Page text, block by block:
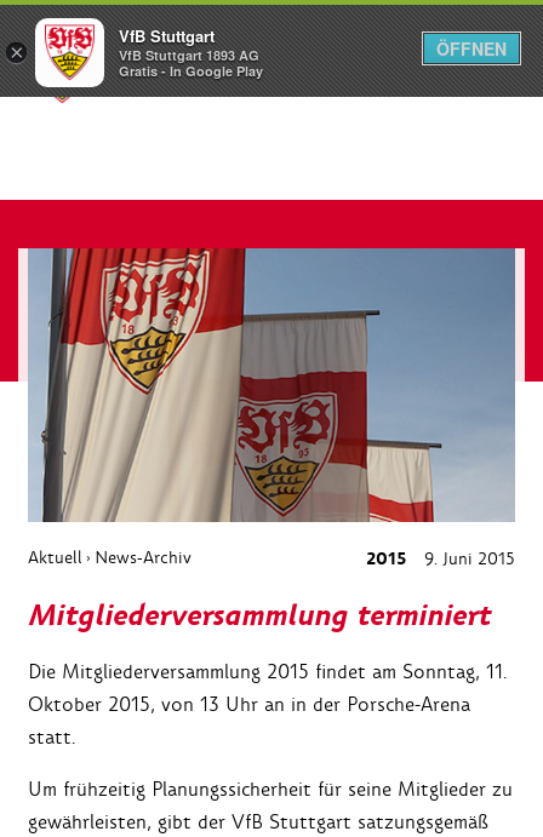
Menü
Aktuell › News-Archiv 2015 9. Juni 2015
Mitgliederversammlung terminiert
Die Mitgliederversammlung 2015 findet am Sonntag, 11.
Oktober 2015, von 13 Uhr an in der Porsche-Arena
statt.
Um frühzeitig Planungssicherheit für seine Mitglieder zu
gewährleisten, gibt der VfB Stuttgart satzungsgemäß
×
VfB Stuttgart
VfB Stuttgart 1893 AG
Gratis - In Google Play
ÖFFNEN